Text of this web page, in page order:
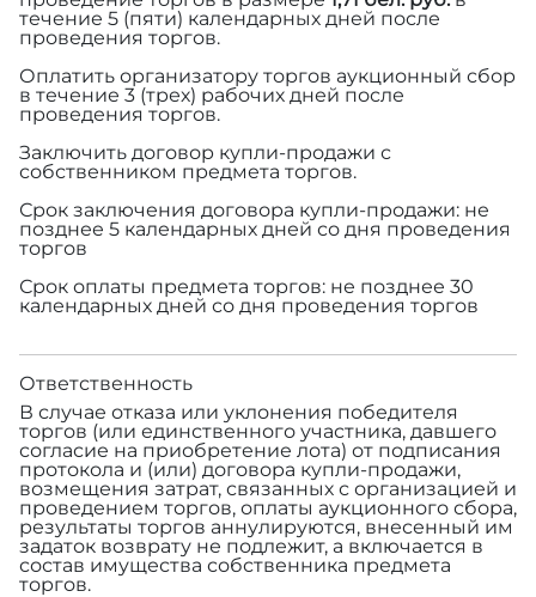
течение 5 (пяти) календарных дней после
проведения торгов.
Оплатить организатору торгов аукционный сбор
в течение 3 (трех) рабочих дней после
проведения торгов.
Заключить договор купли-продажи с
собственником предмета торгов.
Срок заключения договора купли-продажи: не
позднее 5 календарных дней со дня проведения
торгов
Срок оплаты предмета торгов: не позднее 30
календарных дней со дня проведения торгов
Ответственность
В случае отказа или уклонения победителя
торгов (или единственного участника, давшего
согласие на приобретение лота) от подписания
протокола и (или) договора купли-продажи,
возмещения затрат, связанных с организацией и
проведением торгов, оплаты аукционного сбора,
результаты торгов аннулируются, внесенный им
задаток возврату не подлежит, а включается в
состав имущества собственника предмета
торгов.